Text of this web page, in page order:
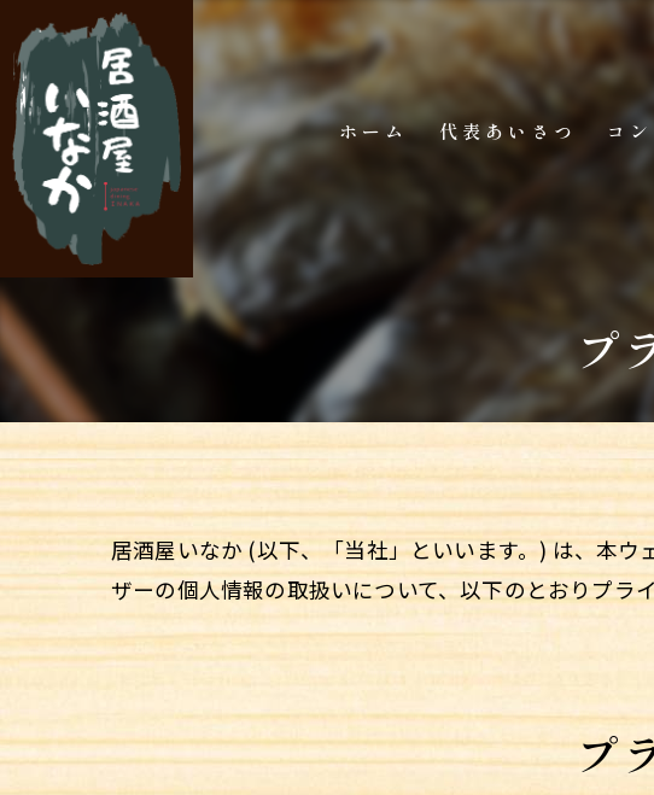
ホーム 代表あいさつ コ
プ
居酒屋いなか (以下、「当社」といいます。) は、本
ザーの個人情報の取扱いについて、以下のとおりプラ
プ